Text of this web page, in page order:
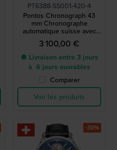
PT6388-SS001-420-4
Pontos Chronograph 43
mm Chronographe
automatique suisse avec
date
3 100,00 €
● Livraison entre 3 jours
à 6 jours ouvrables
Comparer
Voir les produits
-30%